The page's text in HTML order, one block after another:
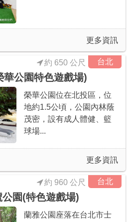
更多資訊
台北
公園特色遊戲場)
約 650 公尺
榮華公園位在北投區，位
地約1.5公頃，公園內林蔭
茂密，設有成人體健、籃
球場...
更多資訊
台北
園(特色遊戲場)
約 960 公尺
蘭雅公園座落在台北市士